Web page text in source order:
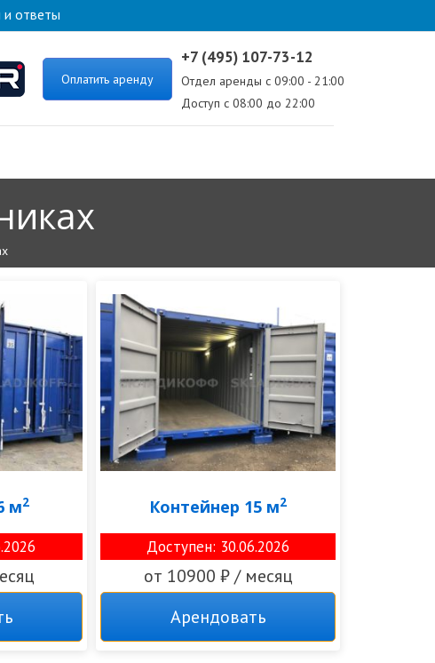
ответы
Оплатить аренду
+7 (495) 107-73-12
Отдел аренды с 09:00 - 21:00
Доступ с 08:00 до 22:00
м2 Контейнер 15 м2
Доступен: 30.06.2026
от 10900 ₽ / месяц
Арендовать